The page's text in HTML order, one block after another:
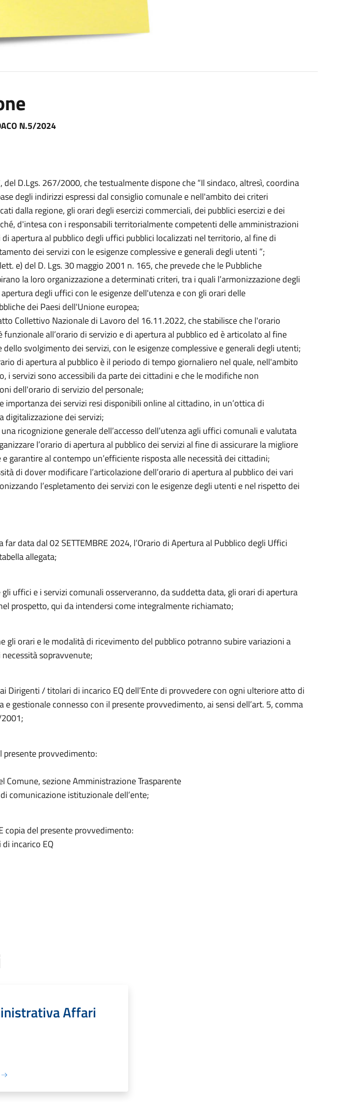
N.5/2024
del D.Lgs. 267/2000, che testualmente dispone che “Il sindaco, altresì, coordina
degli indirizzi espressi dal consiglio comunale e nell'ambito dei criteri
dalla regione, gli orari degli esercizi commerciali, dei pubblici esercizi e dei
d'intesa con i responsabili territorialmente competenti delle amministrazioni
apertura al pubblico degli uffici pubblici localizzati nel territorio, al fine di
dei servizi con le esigenze complessive e generali degli utenti ”;
e) del D. Lgs. 30 maggio 2001 n. 165, che prevede che le Pubbliche
la loro organizzazione a determinati criteri, tra i quali l’armonizzazione degli
degli uffici con le esigenze dell'utenza e con gli orari delle
dei Paesi dell'Unione europea;
Collettivo Nazionale di Lavoro del 16.11.2022, che stabilisce che l'orario
all’orario di servizio e di apertura al pubblico ed è articolato al fine
svolgimento dei servizi, con le esigenze complessive e generali degli utenti;
di apertura al pubblico è il periodo di tempo giornaliero nel quale, nell'ambito
i servizi sono accessibili da parte dei cittadini e che le modifiche non
dell'orario di servizio del personale;
importanza dei servizi resi disponibili online al cittadino, in un’ottica di
digitalizzazione dei servizi;
ricognizione generale dell’accesso dell’utenza agli uffici comunali e valutata
l’orario di apertura al pubblico dei servizi al fine di assicurare la migliore
garantire al contempo un’efficiente risposta alle necessità dei cittadini;
di dover modificare l’articolazione dell’orario di apertura al pubblico dei vari
l’espletamento dei servizi con le esigenze degli utenti e nel rispetto dei
far data dal 02 SETTEMBRE 2024, l’Orario di Apertura al Pubblico degli Uffici
allegata;
gli uffici e i servizi comunali osserveranno, da suddetta data, gli orari di apertura
prospetto, qui da intendersi come integralmente richiamato;
gli orari e le modalità di ricevimento del pubblico potranno subire variazioni a
sopravvenute;
Dirigenti / titolari di incarico EQ dell’Ente di provvedere con ogni ulteriore atto di
e gestionale connesso con il presente provvedimento, ai sensi dell’art. 5, comma
presente provvedimento:
Comune, sezione Amministrazione Trasparente
comunicazione istituzionale dell’ente;
copia del presente provvedimento:
incarico EQ
Affari